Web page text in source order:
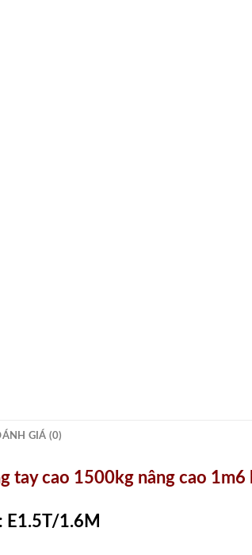
GIÁ (0)
tay cao 1500kg nâng cao
E1.5T/1.6M